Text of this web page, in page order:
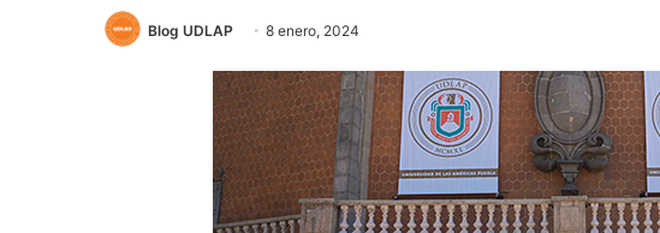
Blog UDLAP 8 enero, 2024